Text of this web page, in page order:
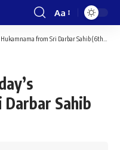
Font
Resizer
Aa
from Sri Darbar Sahib (6th July, 2023)
Darbar Sahib